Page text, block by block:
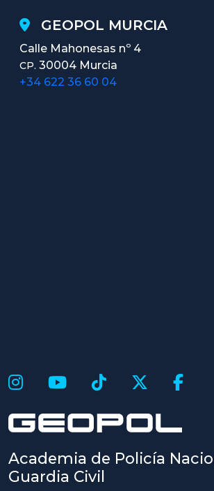
GEOPOL MURCIA
Calle Mahonesas nº 4
CP. 30004 Murcia
+34 622 36 60 04
Academia de Policía
Guardia Civil